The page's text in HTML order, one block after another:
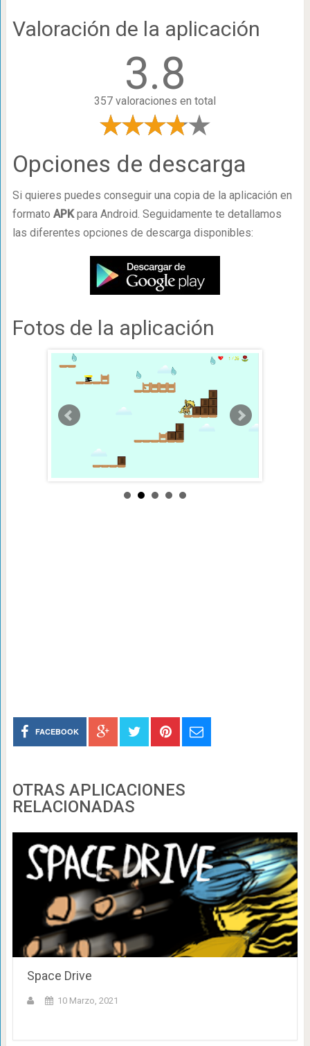
Valoración de la aplicación
3.8
357 valoraciones en total
Opciones de descarga
Si quieres puedes conseguir una copia de la aplicación en
formato APKpara Android. Seguidamente te detallamos
las diferentes opciones de descarga disponibles:
Fotos de la aplicación
FACEBOOK
OTRAS APLICACIONES
RELACIONADAS
Space Drive
10 Marzo, 2021